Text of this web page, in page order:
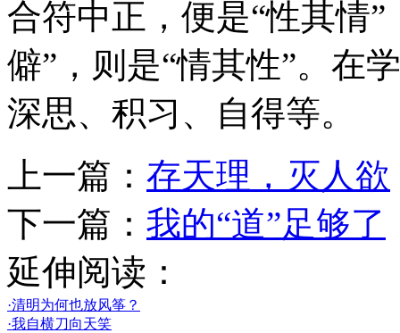
合符中正，便是“性其情
僻”，则是“情其性”。在
深思、积习、自得等。
上一篇： 存天理，灭人欲
下一篇： 我的“道”足够了
延伸阅读：
·清明为何也放风筝？
·我自横刀向天笑